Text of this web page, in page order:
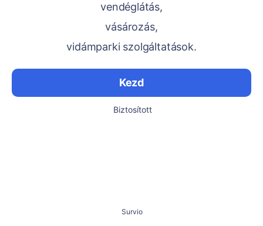
vendéglátás,
vásározás,
vidámparki szolgáltatások.
Kezd
Biztosított
Survio